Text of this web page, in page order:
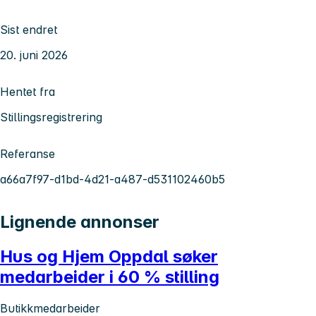
Sist endret
20. juni 2026
Hentet fra
Stillingsregistrering
Referanse
a66a7f97-d1bd-4d21-a487-d531102460b5
Lignende annonser
Hus og Hjem Oppdal søker
medarbeider i 60 % stilling
Butikkmedarbeider